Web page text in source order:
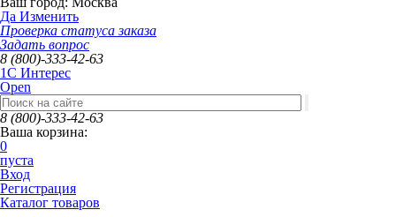
Да Изменить
Проверка статуса заказа
Задать вопрос
8 (800)-333-42-63
1C Интерес
Open
8 (800)-333-42-63
Ваша корзина:
0
пуста
Вход
Регистрация
Каталог товаров